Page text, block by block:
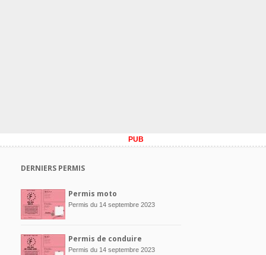
PUB
DERNIERS PERMIS
Permis moto
Permis du 14 septembre 2023
Permis de conduire
Permis du 14 septembre 2023